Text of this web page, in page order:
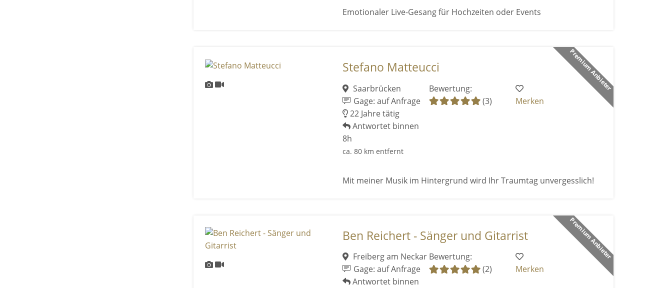
Emotionaler Live-Gesang für Hochzeiten oder Events
Premium Anbieter
Stefano Matteucci
Saarbrücken
Gage: auf Anfrage
22 Jahre tätig
Antwortet binnen
8h
ca. 80 km entfernt
Bewertung:
(3)
Merken
Mit meiner Musik im Hintergrund wird Ihr Traumtag unvergesslich!
Premium Anbieter
Ben Reichert - Sänger und Gitarrist
Freiberg am Neckar
Gage: auf Anfrage
Antwortet binnen
Bewertung:
(2)
Merken